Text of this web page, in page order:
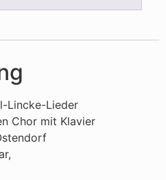
Lincke-Lieder
Chor mit Klavier